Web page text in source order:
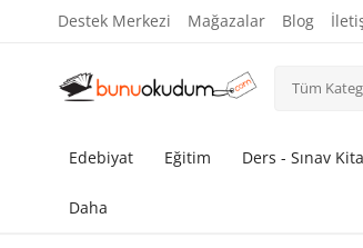
Destek Merkezi Mağazalar Blog
Tüm
Edebiyat Eğitim Ders - Sınav
Daha